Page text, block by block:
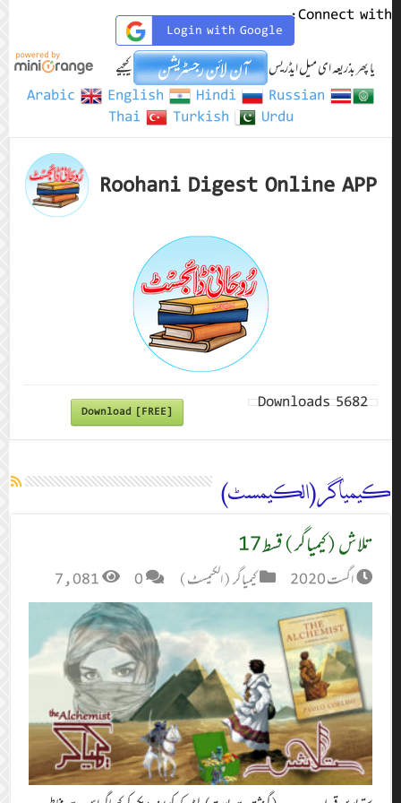
Connect with:
Login with Google
یا پھر بذریعہ ای میل ایڈریس
کیجیے
Arabic
English Hindi
Russian
Thai
Turkish Urdu
Roohani Digest Online APP
Download [FREE] 5682
Downloads
کیمیاگر (الکیمسٹ)
تلاش (کیمیاگر) قسط 17
اگست 2020 کیمیاگر (الکیمسٹ) 0
7,081